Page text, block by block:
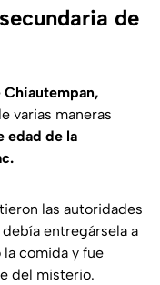
de
Chiautempan,
varias maneras
edad de la
las autoridades
entregársela a
comida y fue
del misterio.